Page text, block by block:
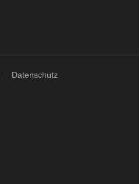
Datenschutz